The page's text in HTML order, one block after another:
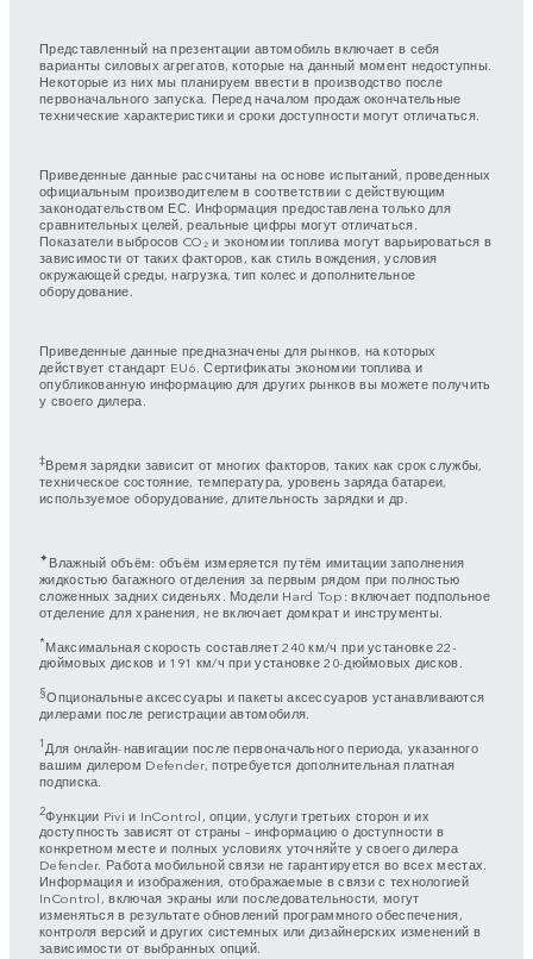
Представленный на презентации автомобиль включает в себя
варианты силовых агрегатов, которые на данный момент недоступны.
Некоторые из них мы планируем ввести в производство после
первоначального запуска. Перед началом продаж окончательные
технические характеристики и сроки доступности могут отличаться.
Приведенные данные рассчитаны на основе испытаний, проведенных
официальным производителем в соответствии с действующим
законодательством ЕС. Информация предоставлена только для
сравнительных целей, реальные цифры могут отличаться.
Показатели выбросов CO₂ и экономии топлива могут варьироваться в
зависимости от таких факторов, как стиль вождения, условия
окружающей среды, нагрузка, тип колес и дополнительное
оборудование.
Приведенные данные предназначены для рынков, на которых
действует стандарт EU6. Сертификаты экономии топлива и
опубликованную информацию для других рынков вы можете получить
у своего дилера.
‡Время зарядки зависит от многих факторов, таких как срок службы,
техническое состояние, температура, уровень заряда батареи,
используемое оборудование, длительность зарядки и др.
✦Влажный объём: объём измеряется путём имитации заполнения
жидкостью багажного отделения за первым рядом при полностью
сложенных задних сиденьях. Модели Hard Top: включает подпольное
отделение для хранения, не включает домкрат и инструменты.
*Максимальная скорость составляет 240 км/ч при установке 22-
дюймовых дисков и 191 км/ч при установке 20-дюймовых дисков.
§Опциональные аксессуары и пакеты аксессуаров устанавливаются
дилерами после регистрации автомобиля.
1 Для онлайн-навигации после первоначального периода, указанного
вашим дилером Defender, потребуется дополнительная платная
подписка.
2Функции Pivi и InControl, опции, услуги третьих сторон и их
доступность зависят от страны – информацию о доступности в
конкретном месте и полных условиях уточняйте у своего дилера
Defender. Работа мобильной связи не гарантируется во всех местах.
Информация и изображения, отображаемые в связи с технологией
InControl, включая экраны или последовательности, могут
изменяться в результате обновлений программного обеспечения,
контроля версий и других системных или дизайнерских изменений в
зависимости от выбранных опций.